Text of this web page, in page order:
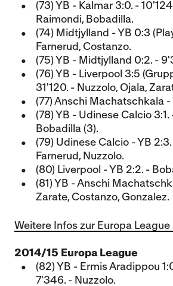
(73) YB - Kalmar 3:0. -
Raimondi, Bobadilla.
(74) Midtjylland - YB 0:3
Farnerud, Costanzo.
(75) YB - Midtjylland 0:2. -
(76) YB - Liverpool 3:5
31'120. - Nuzzolo, Ojala,
(77) Anschi Machatschkala -
(78) YB - Udinese Calcio
Bobadilla (3).
(79) Udinese Calcio - YB
Farnerud, Nuzzolo.
(80) Liverpool - YB 2:2. -
(81) YB - Anschi
Zarate, Costanzo, Gonzalez.
Weitere Infos zur Europa League
2014/15 Europa League
(82) YB - Ermis Aradippou
7'346. - Nuzzolo.